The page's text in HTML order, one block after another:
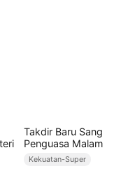
Takdir Baru Sang
Penguasa Malam
Kekuatan-Super